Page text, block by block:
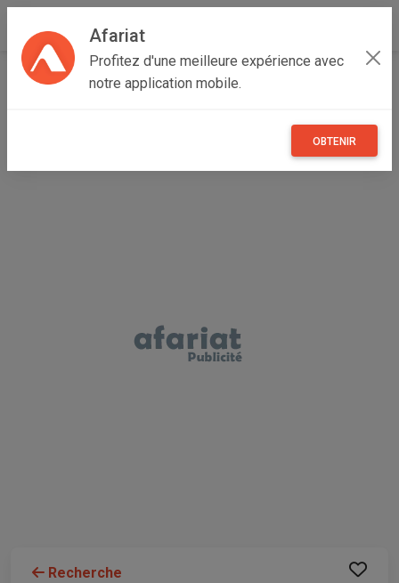
Afariat
Profitez d'une meilleure expérience avec
notre application mobile.
OBTENIR
Accueil Véhicules Oasis - Sahara
Trottinette éléctrique marque DUALTRON modèle VICTOR
Recherche